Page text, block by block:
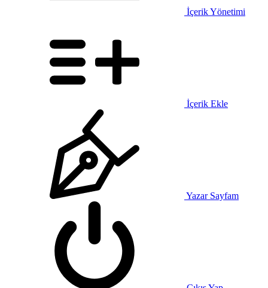
İçerik Yönetimi
İçerik Ekle
Yazar Sayfam